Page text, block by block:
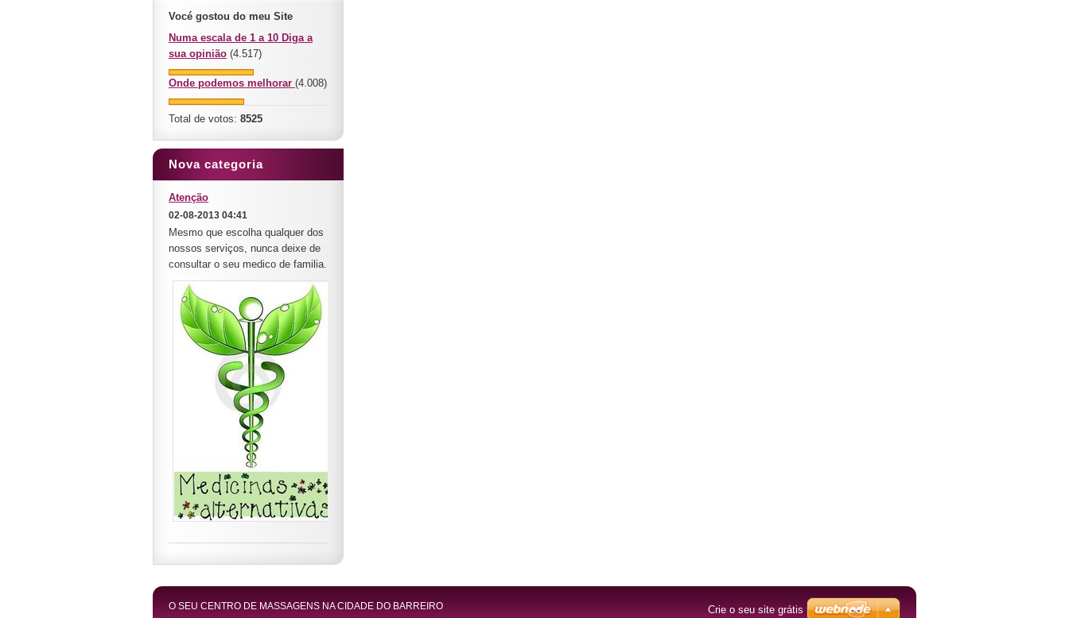
Vocé gostou do meu Site
Numa escala de 1 a 10 Diga a
sua opinião (4.517)
Onde podemos melhorar (4.008)
Total de votos: 8525
Nova categoria
Atenção
02-08-2013 04:41
Mesmo que escolha qualquer dos
nossos serviços, nunca deixe de
consultar o seu medico de familia.
O SEU CENTRO DE MASSAGENS NA CIDADE DO BARREIRO Crie o seu site grátis